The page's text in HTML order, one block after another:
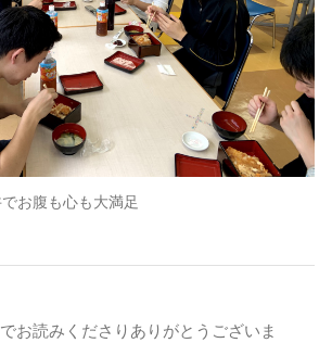
お腹も心も大満足
お読みくださりありがとうございま